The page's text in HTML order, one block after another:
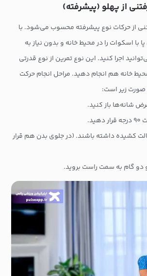
از حرکات نوع پیشرفته محسوب می‌شود. با
با اسکوات را در محیط خانه و بدون نیاز به
اجرا کنید. این نوع تمرین از نوع قدرتی
خانه هم انجام دهید. مراحل انجام حرکت
صورت زیر است:
عرض شانه‌ها باز کنید.
کشیده داشته باشند. (در جلوی بدن هم قرار
گام به سمت راست بروید.